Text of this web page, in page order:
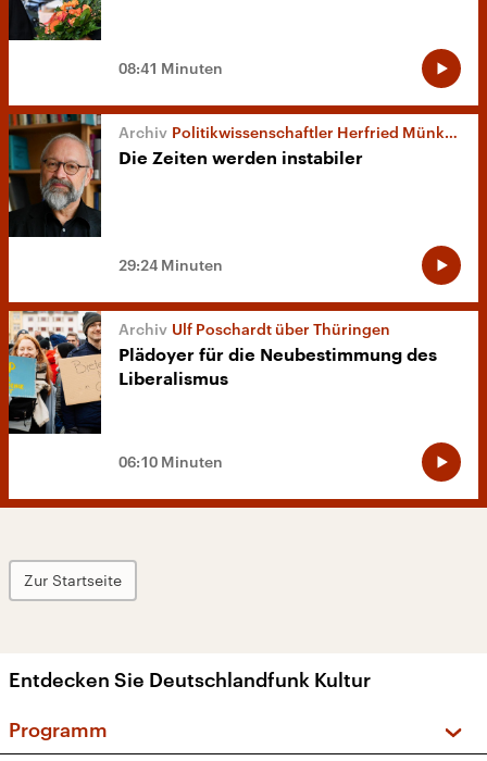
08:41 Minuten
Politikwissenschaftler Herfried Münkler über die 2020er-Jahre
Die Zeiten werden instabiler
29:24 Minuten
Ulf Poschardt über Thüringen
Plädoyer für die Neubestimmung des
Liberalismus
06:10 Minuten
Zur Startseite
Entdecken Sie Deutschlandfunk Kultur
Programm